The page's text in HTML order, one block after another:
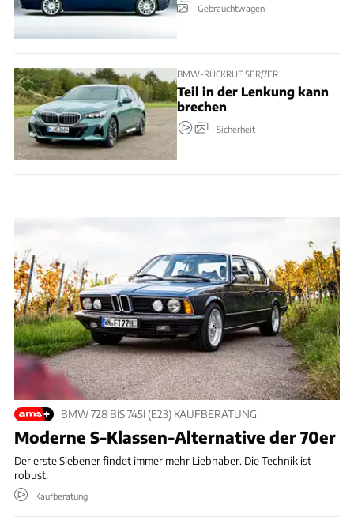
Gebrauchtwagen
BMW-RÜCKRUF 5ER/7ER
Teil in der Lenkung kann
brechen
Sicherheit
BMW 728 BIS 745I (E23) KAUFBERATUNG
Moderne S-Klassen-Alternative der 70er
Der erste Siebener findet immer mehr Liebhaber. Die Technik ist
robust.
Kaufberatung